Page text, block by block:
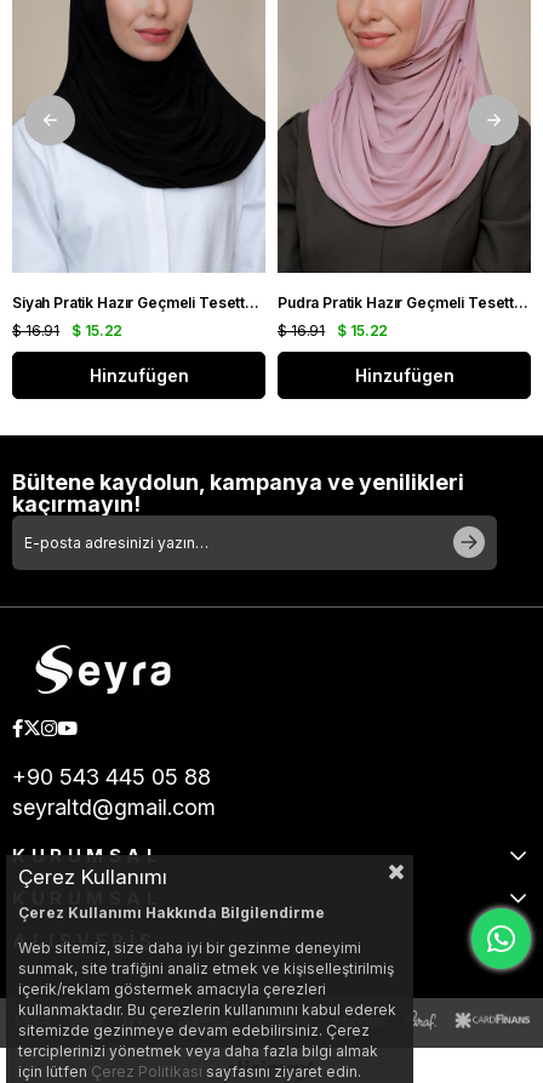
Siyah Pratik Hazır Geçmeli Tesettür Eşarp Sandy Kumaş Kendinden Boneli 1290_01
$ 15.22
$ 16.91
Hinzufügen
Pudra Pratik Hazır Geçmeli Tesettür Eşarp Sandy Kumaş Kendinden Boneli 1290_06
$ 15.22
$ 16.91
Hinzufügen
Bültene kaydolun, kampanya ve yenilikleri
kaçırmayın!
+90 543 445 05 88
seyraltd@gmail.com
KURUMSAL
ALIŞVERİŞ
Çerez Kullanımı
Çerez Kullanımı Hakkında Bilgilendirme
Web sitemiz, size daha iyi bir gezinme deneyimi
sunmak, site trafiğini analiz etmek ve kişiselleştirilmiş
içerik/reklam göstermek amacıyla çerezleri
kullanmaktadır. Bu çerezlerin kullanımını kabul ederek
sitemizde gezinmeye devam edebilirsiniz. Çerez
terciplerinizi yönetmek veya daha fazla bilgi almak
için lütfen Çerez Politikası sayfasını ziyaret edin.